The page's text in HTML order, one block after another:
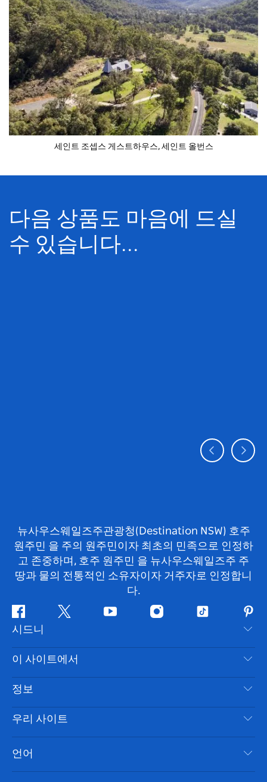
세인트 조셉스 게스트하우스, 세인트 올번스
다음 상품도 마음에 드실
수 있습니다...
뉴사우스웨일즈주관광청(Destination NSW) 호주
원주민 을 주의 원주민이자 최초의 민족으로 인정하
고 존중하며, 호주 원주민 을 뉴사우스웨일즈주 주
땅과 물의 전통적인 소유자이자 거주자로 인정합니
다.
페
이
스
북
지
귀
다
유
브
인
타
램
틱
핀
터
레
스
트
시드니
문의하기
부인 성명
쿠키 고지
이 사이트에서
목적지
할 일
이벤트
숙소
정보
여행 정보
시드니 접근성
귀하의 사업을 등록하세요
우리 사이트
언어